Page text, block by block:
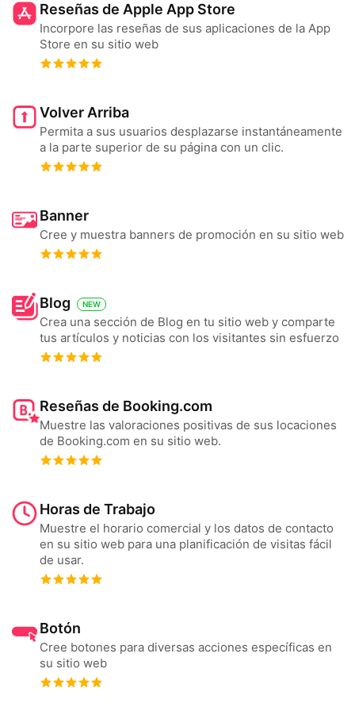
Reseñas de Apple App Store
Incorpore las reseñas de sus aplicaciones de la App
Store en su sitio web
Volver Arriba
Permita a sus usuarios desplazarse instantáneamente
a la parte superior de su página con un clic.
Banner
Cree y muestra banners de promoción en su sitio web
Blog NEW
Crea una sección de Blog en tu sitio web y comparte
tus artículos y noticias con los visitantes sin esfuerzo
Reseñas de Booking.com
Muestre las valoraciones positivas de sus locaciones
de Booking.com en su sitio web.
Horas de Trabajo
Muestre el horario comercial y los datos de contacto
en su sitio web para una planificación de visitas fácil
de usar.
Botón
Cree botones para diversas acciones específicas en
su sitio web